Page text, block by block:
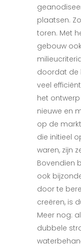
plaatsen.
toren. Met
gebouw
doordat de
veel
het ontwerp
nieuwe en
op de
die initieel
waren, zijn
Bovendien
ook
door te
creëren, is
Meer nog:
dubbele